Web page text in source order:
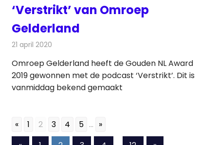
‘Verstrikt’ van Omroep
Gelderland
21 april 2020
Omroep Gelderland heeft de Gouden NL Award
2019 gewonnen met de podcast ‘Verstrikt’. Dit is
vanmiddag bekend gemaakt
« 1 2 3 4 5 ... »